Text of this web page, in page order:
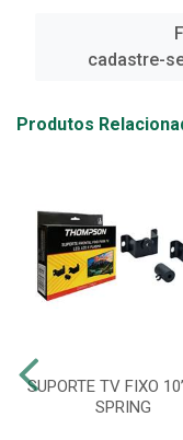
cadastre-
Produtos
SUPORTE TV FIXO
SPRING